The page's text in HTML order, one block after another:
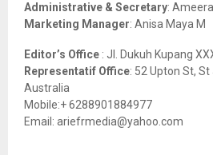
Administrative & Secretary:
Marketing Manager: Anisa Maya M
Editor’s Office : Jl. Dukuh Kupang
Representatif Office: 52 Upton St,
Australia
Mobile:+ 6288901884977
Email: ariefrmedia@yahoo.com